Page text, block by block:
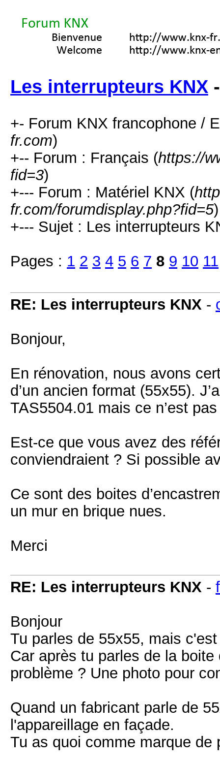
Les interrupteurs KNX
+- Forum KNX francophone /
fr.com)
+-- Forum : Français (https://
fid=3)
+--- Forum : Matériel KNX (
fr.com/forumdisplay.php?fid=5)
+--- Sujet : Les interrupteurs
Pages : 1 2 3 4 5 6 7 8 9 10 11
RE: Les interrupteurs KNX -
Bonjour,
En rénovation, nous avons
d’un ancien format (55x55).
TAS5504.01 mais ce n’est
Est-ce que vous avez des
conviendraient ? Si possible
Ce sont des boites
un mur en brique nues.
Merci
RE: Les interrupteurs KNX -
Bonjour
Tu parles de 55x55, mais
Car après tu parles de la
problème ? Une photo pour
Quand un fabricant parle de
l'appareillage en façade.
Tu as quoi comme marque de